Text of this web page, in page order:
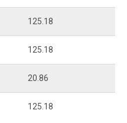
125.18
125.18
20.86
125.18